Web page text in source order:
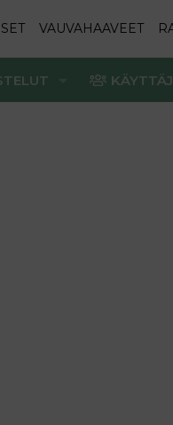
VAUVAHAAVEET